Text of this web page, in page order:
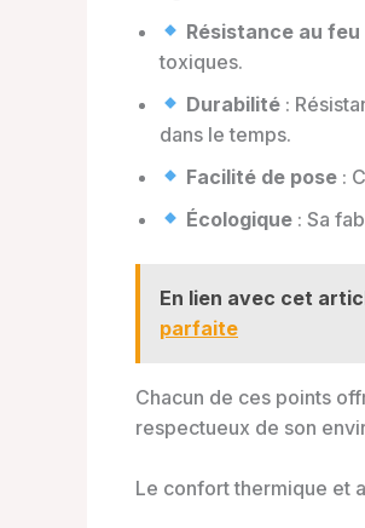
Résistance au feu
toxiques.
Durabilité :
dans le temps.
Facilité de pose :
Écologique : Sa
En lien avec cet
parfaite
Chacun de ces points
respectueux de son
Le confort thermique et